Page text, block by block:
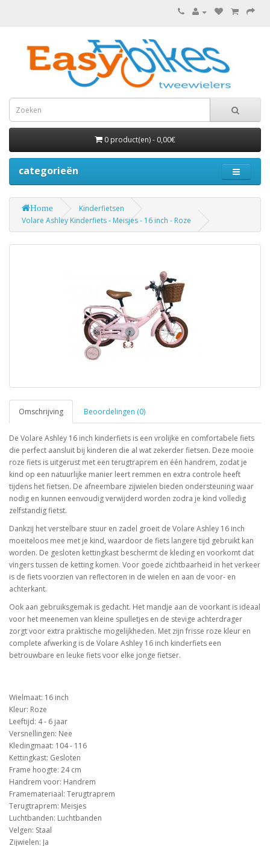
0 product(en) - 0,00€
categorieën
Home
Kinderfietsen
Volare Ashley Kinderfiets - Meisjes - 16 inch - Roze
Omschrijving Beoordelingen (0)
De Volare Ashley 16 inch kinderfiets is een vrolijke en comfortabele fiets
die perfect aansluit bij kinderen die al wat zekerder fietsen. Deze mooie
roze fiets is uitgerust met een terugtraprem en één handrem, zodat je
kind op een natuurlijke manier leert remmen en extra controle heeft
tijdens het fietsen. De afneembare zijwielen bieden ondersteuning waar
nodig en kunnen eenvoudig verwijderd worden zodra je kind volledig
zelfstandig fietst.
Dankzij het verstelbare stuur en zadel groeit de Volare Ashley 16 inch
moeiteloos mee met je kind, waardoor de fiets langere tijd gebruikt kan
worden. De gesloten kettingkast beschermt de kleding en voorkomt dat
vingers tussen de ketting komen. Voor goede zichtbaarheid in het verkeer
is de fiets voorzien van reflectoren in de wielen en aan de voor- en
achterkant.
Ook aan gebruiksgemak is gedacht. Het mandje aan de voorkant is ideaal
voor het meenemen van kleine spulletjes en de stevige achterdrager
zorgt voor extra praktische mogelijkheden. Met zijn frisse roze kleur en
complete afwerking is de Volare Ashley 16 inch kinderfiets een
betrouwbare en leuke fiets voor elke jonge fietser.
Wielmaat: 16 inch
Kleur: Roze
Leeftijd: 4 - 6 jaar
Versnellingen: Nee
Kledingmaat: 104 - 116
Kettingkast: Gesloten
Frame hoogte: 24 cm
Handrem voor: Handrem
Framemateriaal: Terugtraprem
Terugtraprem: Meisjes
Luchtbanden: Luchtbanden
Velgen: Staal
Zijwielen: Ja